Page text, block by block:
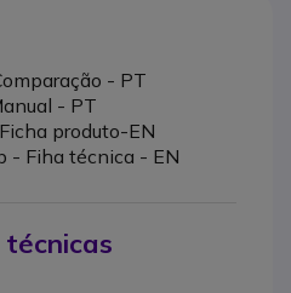
- PT
- PT
produto-EN
- Fiha técnica - EN